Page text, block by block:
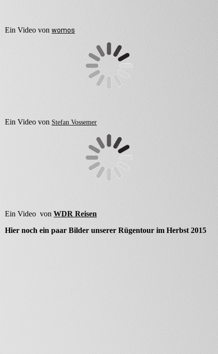
Ein Video von womos
Ein Video von Stefan Vossemer
Ein Video von WDR Reisen
Hier noch ein paar Bilder unserer Rügentour im Herbst 2015